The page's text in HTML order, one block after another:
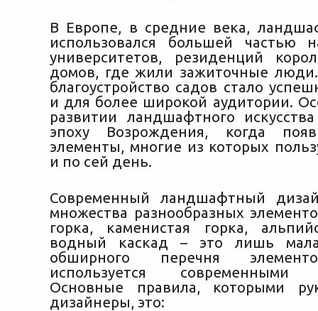
В Европе, в средние века,
использовался большей частью
университетов, резиденций
домов, где жили зажиточные
благоустройство садов стало
и для более широкой аудитории.
развитии ландшафтного
эпоху Возрождения, когда
элементы, многие из которых
и по сей день.
Современный ландшафтный
множества разнообразных
горка, каменистая горка,
водный каскад – это лишь
обширного перечня
используется современными
Основные правила, которыми
дизайнеры, это: